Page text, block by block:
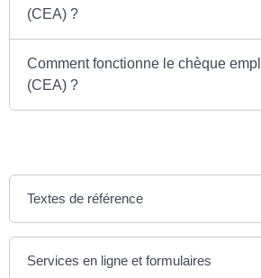
(CEA) ?
Comment fonctionne le chèque
(CEA) ?
Textes de référence
Services en ligne et formulaires